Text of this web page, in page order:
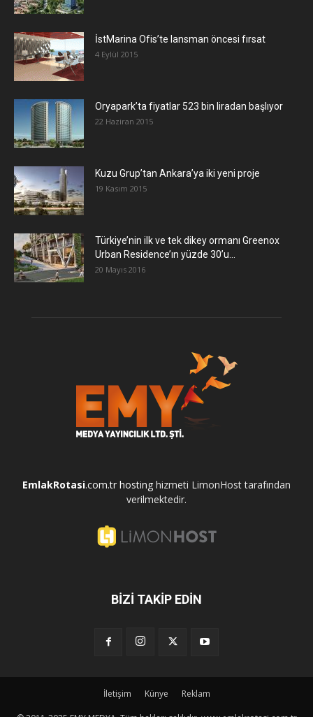
İstMarina Ofis’te lansman öncesi fırsat
4 Eylül 2015
Oryapark’ta fiyatlar 523 bin liradan başlıyor
22 Haziran 2015
​Kuzu Grup’tan Ankara’ya iki yeni proje
19 Kasım 2015
Türkiye’nin ilk ve tek dikey ormanı Greenox
Urban Residence’ın yüzde 30’u...
20 Mayıs 2016
EmlakRotasi.com.tr hosting hizmeti LimonHost tarafından
verilmektedir.
BİZİ TAKİP EDİN
İletişim Künye Reklam